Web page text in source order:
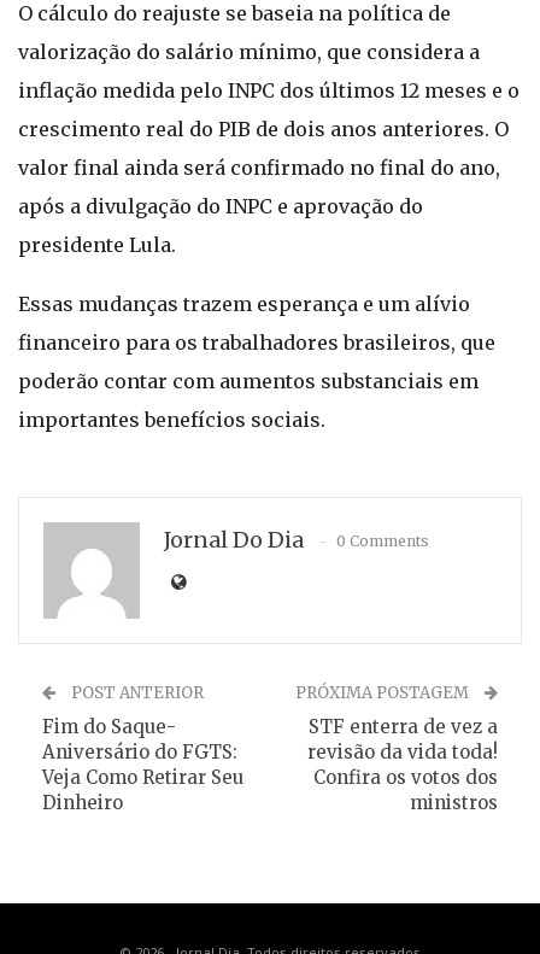
O cálculo do reajuste se baseia na política de
valorização do salário mínimo, que considera a
inflação medida pelo INPC dos últimos 12 meses e o
crescimento real do PIB de dois anos anteriores. O
valor final ainda será confirmado no final do ano,
após a divulgação do INPC e aprovação do
presidente Lula.
Essas mudanças trazem esperança e um alívio
financeiro para os trabalhadores brasileiros, que
poderão contar com aumentos substanciais em
importantes benefícios sociais.
Jornal Do Dia 0 Comments
POST ANTERIOR
Fim do Saque-
Aniversário do FGTS:
Veja Como Retirar Seu
Dinheiro
PRÓXIMA POSTAGEM
STF enterra de vez a
revisão da vida toda!
Confira os votos dos
ministros